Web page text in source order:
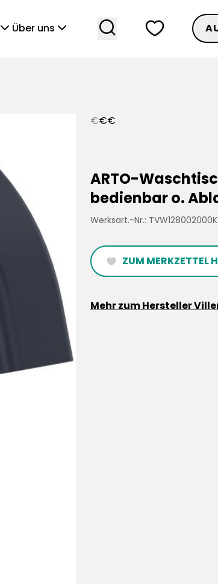
chevronDown Über uns chevronDown search heart
€€€
ARTO-
bedienbar o.
Werksart.-Nr.:
heartFilled ZUM MERKZETTEL
Mehr zum Hersteller